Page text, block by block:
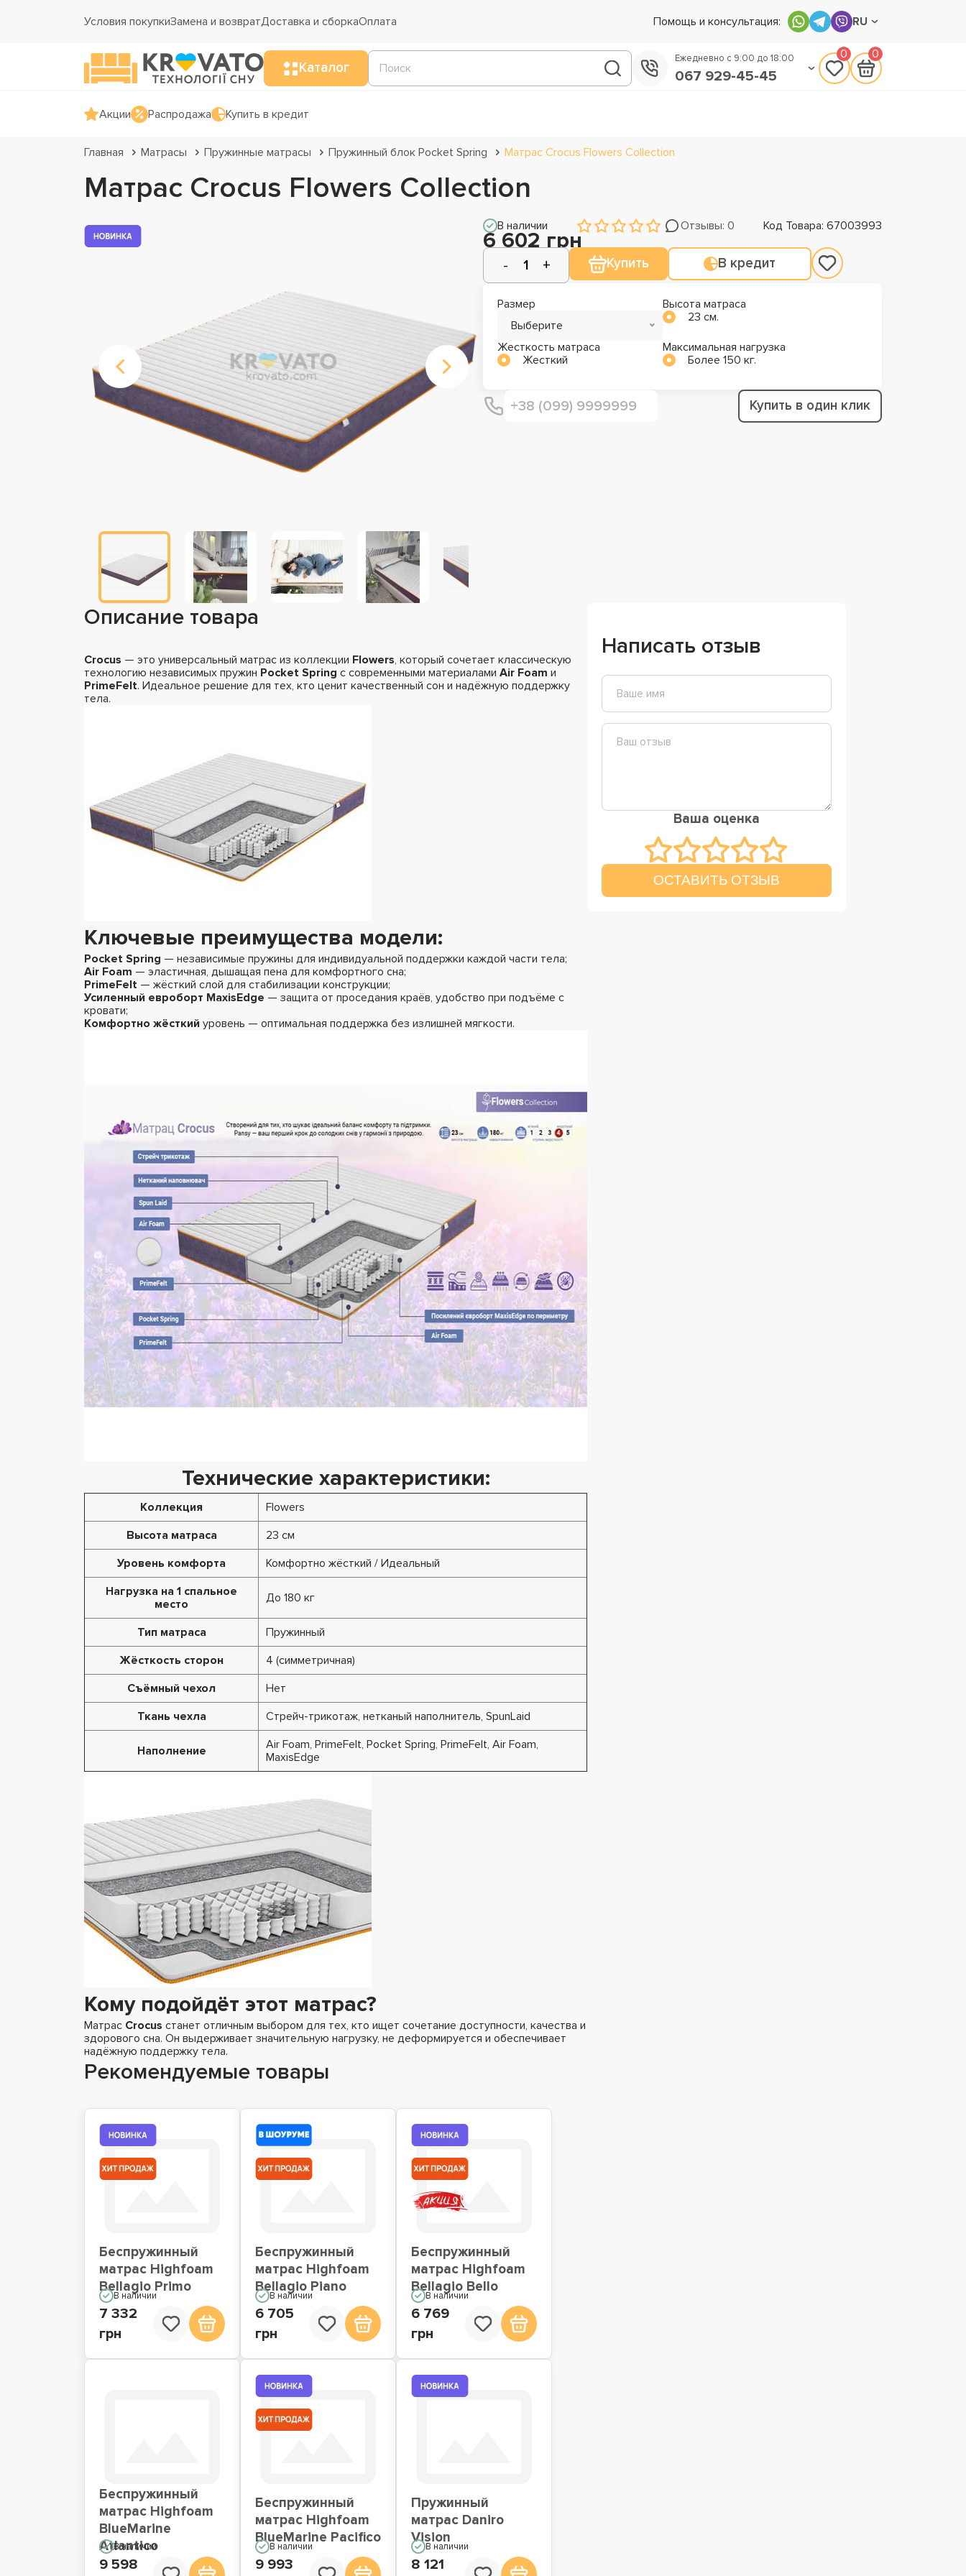
Условия покупкиЗамена и возвратДоставка и сборкаОплата Помощь и консультация: RU
Каталог
Ежедневно с 9:00 до 18:00
067 929-45-45
0 0
Акции Распродажа Купить в кредит
Главная Матрасы Пружинные матрасы Пружинный блок Pocket Spring Матрас Crocus Flowers Collection
Матрас Crocus Flowers Collection
В наличии Отзывы: 0 Код Товара: 67003993
6 602 грн
Купить В кредит
Размер
Выберите
Высота матраса
23 см.
Жесткость матраса
Жесткий
Максимальная нагрузка
Более 150 кг.
Купить в один клик
Описание товара
Crocus — это универсальный матрас из коллекции Flowers, который сочетает классическую
технологию независимых пружин Pocket Spring с современными материалами Air Foam и
PrimeFelt. Идеальное решение для тех, кто ценит качественный сон и надёжную поддержку
тела.
Ключевые преимущества модели:
Pocket Spring — независимые пружины для индивидуальной поддержки каждой части тела;
Air Foam — эластичная, дышащая пена для комфортного сна;
PrimeFelt — жёсткий слой для стабилизации конструкции;
Усиленный евроборт MaxisEdge — защита от проседания краёв, удобство при подъёме с
кровати;
Комфортно жёсткий уровень — оптимальная поддержка без излишней мягкости.
Технические характеристики:
Коллекция
Flowers
Высота матраса
23 см
Уровень комфорта
Комфортно жёсткий / Идеальный
Нагрузка на 1 спальное
место
До 180 кг
Тип матраса
Пружинный
Жёсткость сторон
4 (симметричная)
Съёмный чехол
Нет
Ткань чехла
Стрейч-трикотаж, нетканый наполнитель, SpunLaid
Наполнение
Air Foam, PrimeFelt, Pocket Spring, PrimeFelt, Air Foam,
MaxisEdge
Кому подойдёт этот матрас?
Матрас Crocus станет отличным выбором для тех, кто ищет сочетание доступности, качества и
здорового сна. Он выдерживает значительную нагрузку, не деформируется и обеспечивает
надёжную поддержку тела.
Рекомендуемые товары
Беспружинный
матрас Highfoam
Bellagio Primo
В наличии
7 332
грн
Беспружинный
матрас Highfoam
Bellagio Piano
В наличии
6 705
грн
Беспружинный
матрас Highfoam
Bellagio Bello
В наличии
6 769
грн
Беспружинный
матрас Highfoam
BlueMarine
Atlantico
В наличии
9 598
Беспружинный
матрас Highfoam
BlueMarine Pacifico
В наличии
9 993
Пружинный
матрас Daniro
Vision
В наличии
8 121
Написать отзыв
Ваша оценка
ОСТАВИТЬ ОТЗЫВ